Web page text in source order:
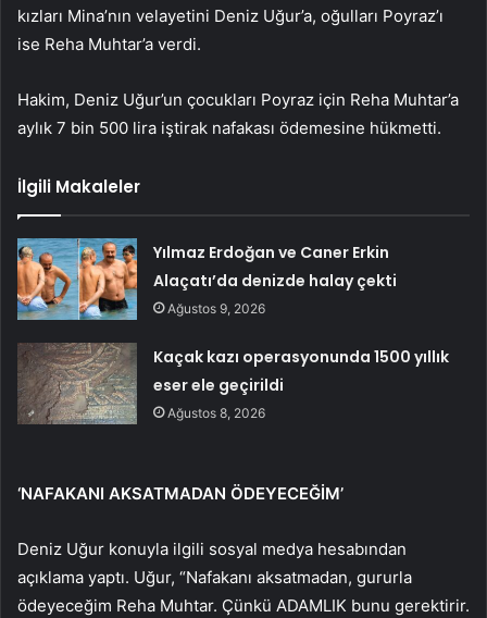
kızları Mina’nın velayetini Deniz Uğur’a, oğulları Poyraz’ı
ise Reha Muhtar’a verdi.
Hakim, Deniz Uğur’un çocukları Poyraz için Reha Muhtar’a
aylık 7 bin 500 lira iştirak nafakası ödemesine hükmetti.
İlgili Makaleler
Yılmaz Erdoğan ve Caner Erkin
Alaçatı’da denizde halay çekti
Ağustos 9, 2026
Kaçak kazı operasyonunda 1500 yıllık
eser ele geçirildi
Ağustos 8, 2026
‘NAFAKANI AKSATMADAN ÖDEYECEĞİM’
Deniz Uğur konuyla ilgili sosyal medya hesabından
açıklama yaptı. Uğur, “Nafakanı aksatmadan, gururla
ödeyeceğim Reha Muhtar. Çünkü ADAMLIK bunu gerektirir.